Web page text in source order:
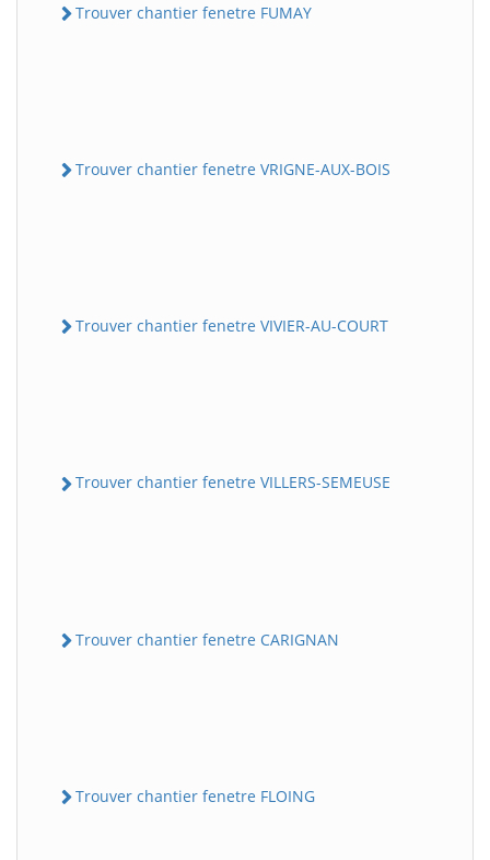
Trouver chantier fenetre FUMAY
Trouver chantier fenetre VRIGNE-AUX-BOIS
Trouver chantier fenetre VIVIER-AU-COURT
Trouver chantier fenetre VILLERS-SEMEUSE
Trouver chantier fenetre CARIGNAN
Trouver chantier fenetre FLOING